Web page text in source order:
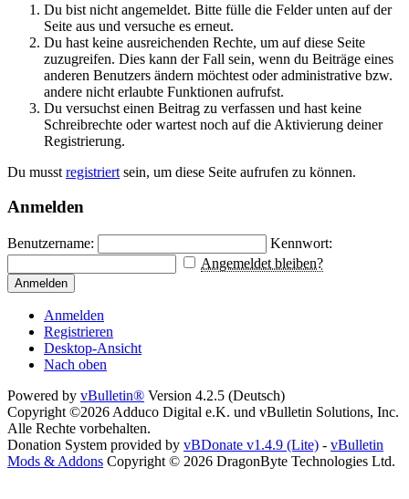
Du bist nicht angemeldet. Bitte fülle die Felder unten auf der
Seite aus und versuche es erneut.
Du hast keine ausreichenden Rechte, um auf diese Seite
zuzugreifen. Dies kann der Fall sein, wenn du Beiträge eines
anderen Benutzers ändern möchtest oder administrative bzw.
andere nicht erlaubte Funktionen aufrufst.
Du versuchst einen Beitrag zu verfassen und hast keine
Schreibrechte oder wartest noch auf die Aktivierung deiner
Registrierung.
Du musst registriert sein, um diese Seite aufrufen zu können.
Anmelden
Benutzername:
Kennwort:
Angemeldet bleiben?
Anmelden
Anmelden
Registrieren
Desktop-Ansicht
Nach oben
Powered by vBulletin® Version 4.2.5 (Deutsch)
Copyright ©2026 Adduco Digital e.K. und vBulletin Solutions, Inc.
Alle Rechte vorbehalten.
Donation System provided by vBDonate v1.4.9 (Lite) - vBulletin
Mods & Addons Copyright © 2026 DragonByte Technologies Ltd.